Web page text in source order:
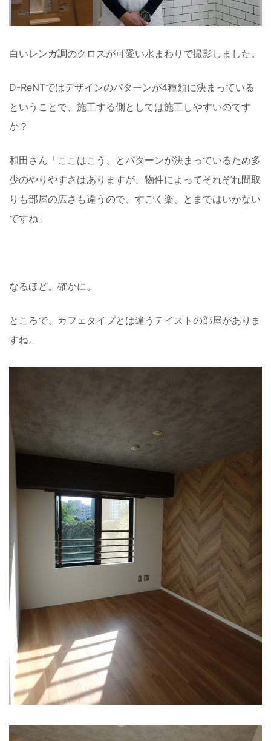
白いレンガ調のクロスが可愛い水まわりで撮影しました。
D-ReNTではデザインのパターンが4種類に決まっている
ということで、施工する側としては施工しやすいのです
か？
和田さん「ここはこう、とパターンが決まっているため多
少のやりやすさはありますが、物件によってそれぞれ間取
りも部屋の広さも違うので、すごく楽、とまではいかない
ですね」
なるほど。確かに。
ところで、カフェタイプとは違うテイストの部屋がありま
すね。